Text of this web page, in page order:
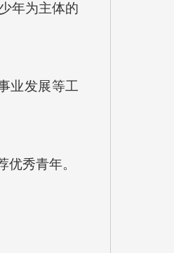
年为主体的
业发展等工
秀青年。